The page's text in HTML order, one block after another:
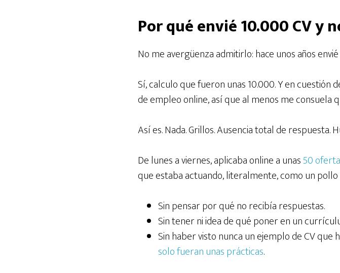
Por qué envié 10.000 CV y
No me avergüenza admitirlo: hace unos años
Sí, calculo que fueron unas 10.000. Y en
de empleo online, así que al menos me consuela
Así es. Nada. Grillos. Ausencia total de
De lunes a viernes, aplicaba online a unas50
que estaba actuando, literalmente, como un pollo
Sin pensar por qué no recibía respuestas.
Sin tener ni idea de qué poner en un
Sin haber visto nunca un ejemplo de CV que
solo fueran unas prácticas.